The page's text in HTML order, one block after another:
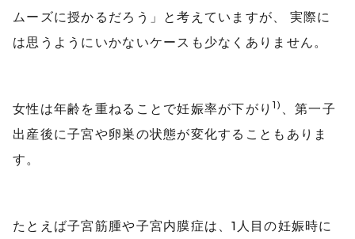
ムーズに授かるだろう」と考えていますが、 実際に
は思うようにいかないケースも少なくありません。
女性は年齢を重ねることで妊娠率が下がり 1) 、第一子
出産後に子宮や卵巣の状態が変化することもありま
す。
たとえば子宮筋腫や子宮内膜症は、1人目の妊娠時に